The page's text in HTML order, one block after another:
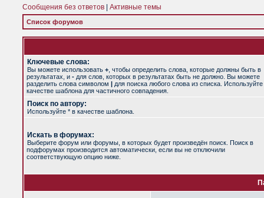
Сообщения без ответов Активные темы
Список форумов
Ключевые слова:
Вы можете использовать + , чтобы определить слова, которые должны быть в
результатах, и - для слов, которых в результатах быть не должно. Вы можете
разделить слова символом | для поиска любого слова из списка. Используйте
качестве шаблона для частичного совпадения.
Поиск по автору:
Используйте * в качестве шаблона.
Искать в форумах:
Выберите форум или форумы, в которых будет произведён поиск. Поиск в
подфорумах производится автоматически, если вы не отключили
соответствующую опцию ниже.